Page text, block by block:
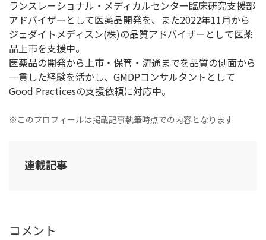
ランスレーショナル・メディカルセンター臨床研究支援部
アドバイザーとして医薬品開発を、また2022年11月から
ジェダイトメディスン(株)の品質アドバイザーとして医薬
品上市を支援中。
医薬品の開発から上市・保管・流通までを品質の側面から
一貫した経験を活かし、GMDPコンサルタントとして
Good Practicesの支援依頼に対応中。
※このプロフィールは掲載記事執筆時点での内容となります
連載記事
コメント